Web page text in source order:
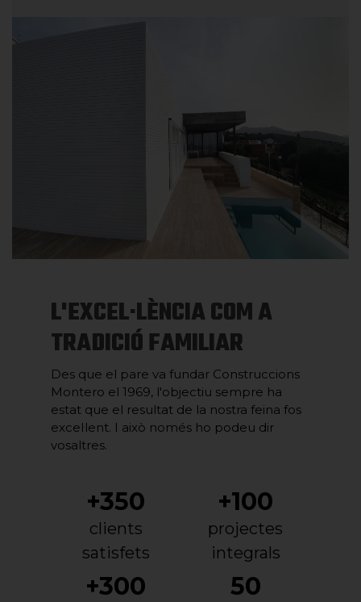
L'EXCEL·LÈNCIA COM A
TRADICIÓ FAMILIAR
Des que el pare va fundar Construccions
Montero el 1969, l'objectiu sempre ha
estat que el resultat de la nostra feina fos
excel·lent. I això només ho podeu dir
vosaltres.
+350
clients
satisfets
+100
projectes
integrals
+300 50